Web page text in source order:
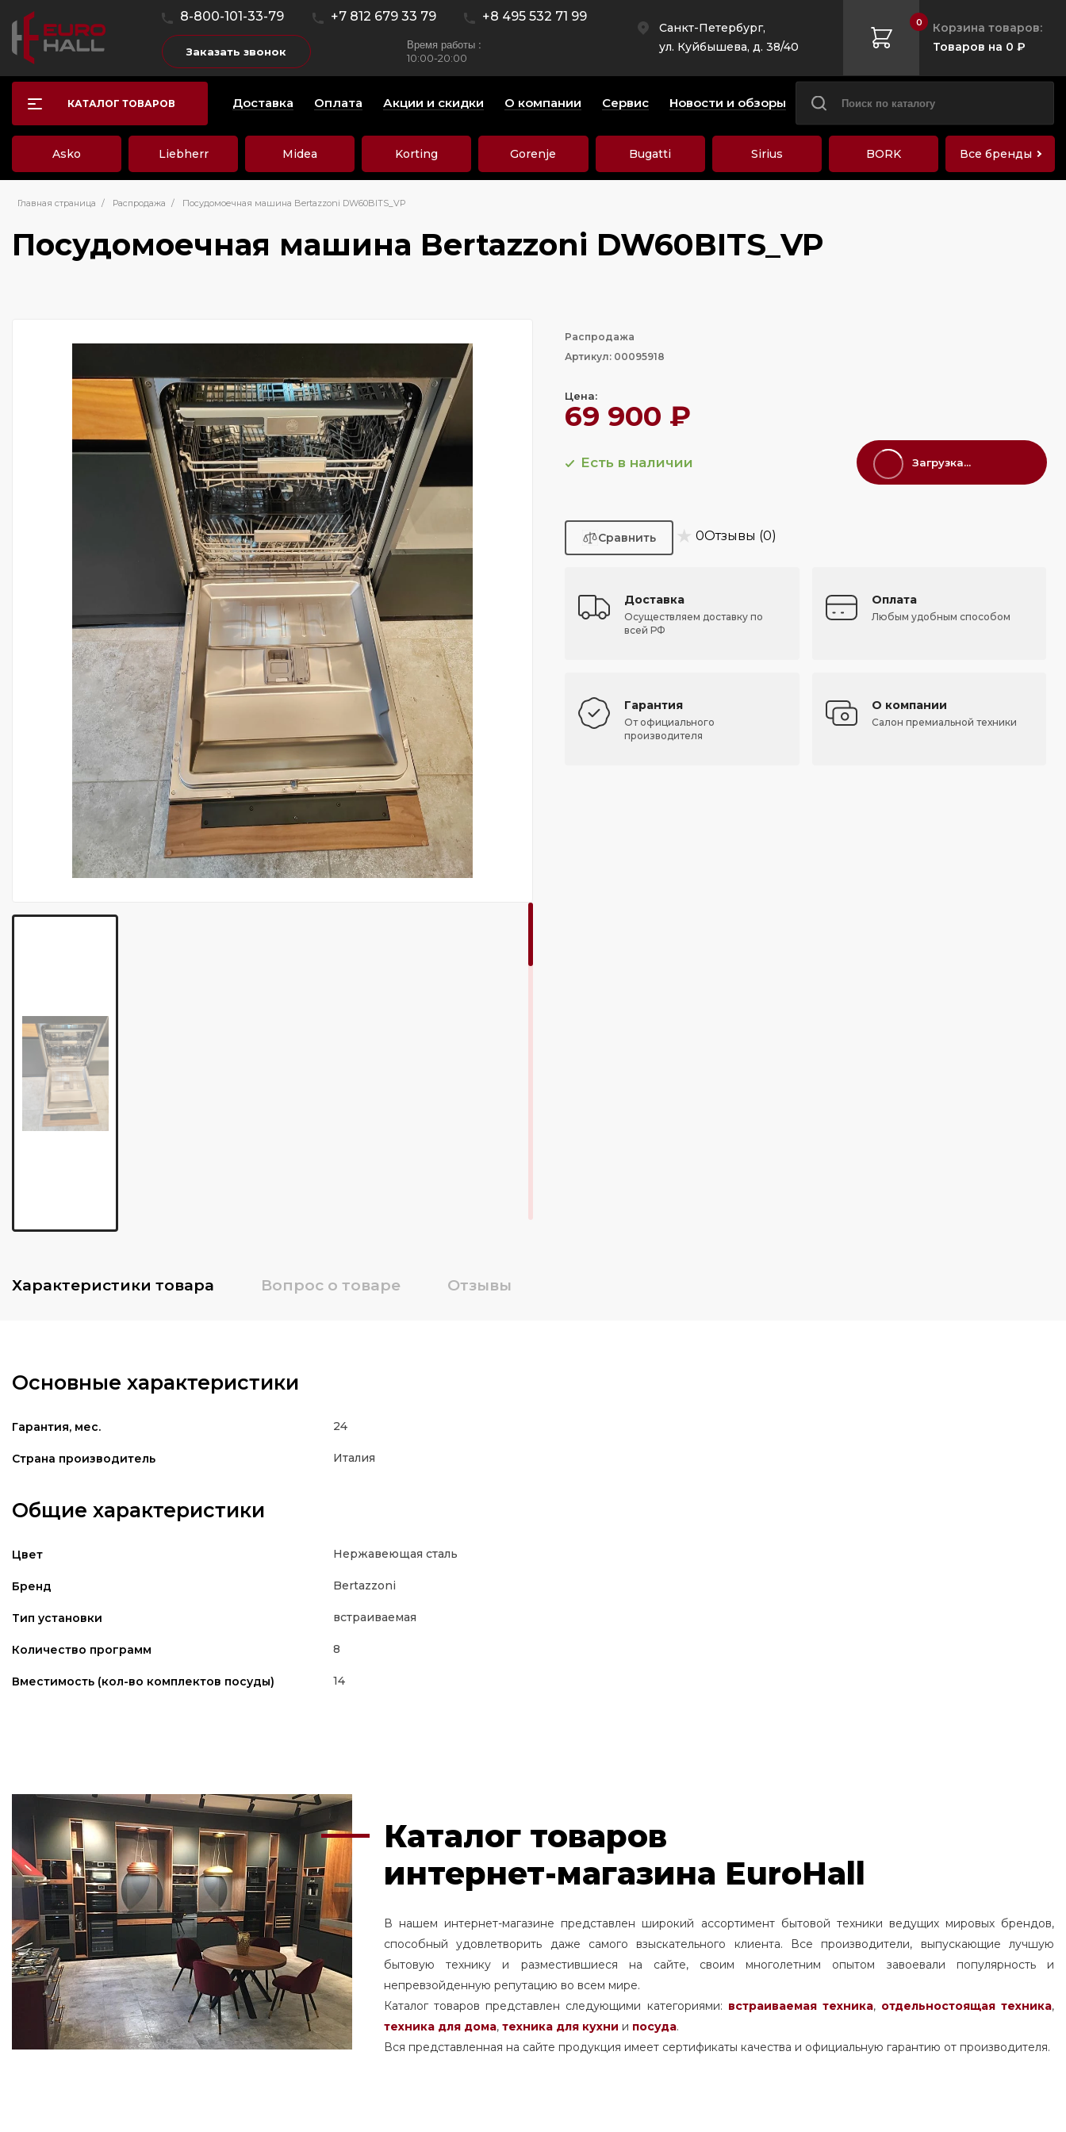
8-800-101-33-79 +7 812 679 33 79 +8 495 532 71 99
Заказать звонок Время работы :
10:00-20:00
Санкт-Петербург,
ул. Куйбышева, д. 38/40
0
Корзина товаров:
Товаров на 0 ₽
КАТАЛОГ ТОВАРОВ Доставка Оплата Акции и скидки О компании Сервис Новости и обзоры
Asko Liebherr Midea Korting Gorenje Bugatti Sirius BORK Все бренды
Главная страница / Распродажа / Посудомоечная машина Bertazzoni DW60BITS_VP
Посудомоечная машина Bertazzoni DW60BITS_VP
Распродажа
Артикул: 00095918
Цена:
69 900 ₽
Есть в наличии Загрузка...
★ 0Отзывы (0)
Доставка
Осуществляем доставку по
всей РФ
Оплата
Любым удобным способом
Гарантия
От официального
производителя
О компании
Салон премиальной техники
Характеристики товара Вопрос о товаре Отзывы
Основные характеристики
Гарантия, мес. 24
Страна производитель Италия
Общие характеристики
Цвет Нержавеющая сталь
Бренд Bertazzoni
Тип установки встраиваемая
Количество программ 8
Вместимость (кол-во комплектов посуды) 14
Каталог товаров
интернет-магазина EuroHall
В нашем интернет-магазине представлен широкий ассортимент бытовой техники ведущих мировых брендов,
способный удовлетворить даже самого взыскательного клиента. Все производители, выпускающие лучшую
бытовую технику и разместившиеся на сайте, своим многолетним опытом завоевали популярность и
непревзойденную репутацию во всем мире.
Каталог товаров представлен следующими категориями: встраиваемая техника, отдельностоящаятехника,
техника для дома, техника для кухни и посуда.
Вся представленная на сайте продукция имеет сертификаты качества и официальную гарантию от производителя.